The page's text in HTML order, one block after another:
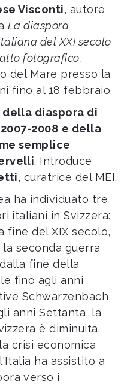
Visconti, autore
La diaspora
del XXI secolo
fotografico,
del Mare presso la
fino al 18 febbraio.
della diaspora di
2008 e della
semplice
. Introduce
, curatrice del MEI.
ha individuato tre
italiani in Svizzera:
fine del XIX secolo,
seconda guerra
fine della
fino agli anni
Schwarzenbach
anni Settanta, la
è diminuita.
crisi economica
ha assistito a
verso i